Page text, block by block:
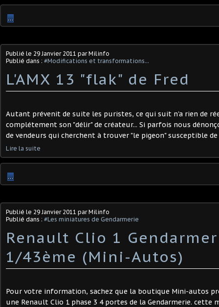
…
Publié le 29 Janvier 2011 par Milinfo
Publié dans : #Modifications et transformations...
L'AMX 13 "flak" de Fred
Autant prévenit de suite les puristes, ce qui suit n'a rien de
complétement son "délir" de créateur... Si parfois nous
de vendeurs qui cherchent à trouver "le pigeon" susceptible
Lire la suite
…
Publié le 29 Janvier 2011 par Milinfo
Publié dans : #Les miniatures de Gendarmerie
Renault Clio 1
1/43ème (Mini-Autos)
Pour votre information, sachez que la boutique Mini-autos
une Renault Clio 1 phase 3 4 portes de la Gendarmerie. cette